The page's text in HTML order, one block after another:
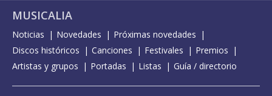
MUSICALIA
Noticias Novedades
Próximas novedades
Discos históricos
Canciones Festivales
Premios
Artistas y grupos
Portadas Listas Guía / directorio